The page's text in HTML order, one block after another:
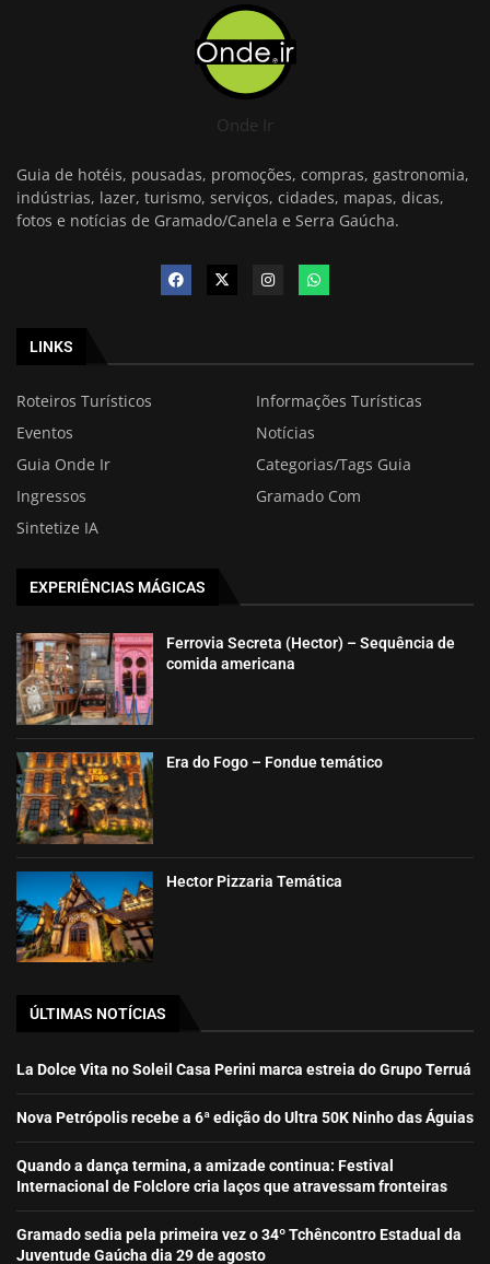
Onde Ir
Guia de hotéis, pousadas, promoções, compras, gastronomia,
indústrias, lazer, turismo, serviços, cidades, mapas, dicas,
fotos e notícias de Gramado/Canela e Serra Gaúcha.
LINKS
Roteiros Turísticos
Informações Turísticas
Eventos
Notícias
Guia Onde Ir
Categorias/Tags Guia
Ingressos
Gramado Com
Sintetize IA
EXPERIÊNCIAS MÁGICAS
Ferrovia Secreta (Hector) – Sequência de
comida americana
Era do Fogo – Fondue temático
Hector Pizzaria Temática
ÚLTIMAS NOTÍCIAS
La Dolce Vita no Soleil Casa Perini marca estreia do Grupo Terruá
Nova Petrópolis recebe a 6ª edição do Ultra 50K Ninho das Águias
Quando a dança termina, a amizade continua: Festival
Internacional de Folclore cria laços que atravessam fronteiras
Gramado sedia pela primeira vez o 34º Tchêncontro Estadual da
Juventude Gaúcha dia 29 de agosto